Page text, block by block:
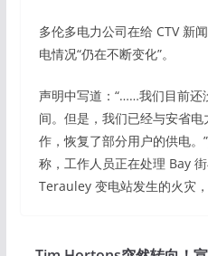
多伦多电力公司在给 CTV 新
电情况“仍在不断变化”。
声明中写道：“……我们目前还
间。但是，我们已经与安省
作，恢复了部分用户的供电
称，工作人员正在处理 Bay
Terauley 变电站发生的火灾